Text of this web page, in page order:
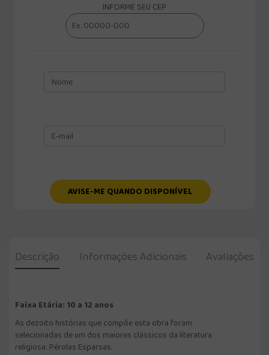
INFORME SEU CEP
AVISE-ME QUANDO DISPONÍVEL
Descrição Informações Adicionais Avaliações
Faixa Etária: 10 a 12 anos
As dezoito histórias que compõe esta obra foram
selecionadas de um dos maiores clássicos da literatura
religiosa: Pérolas Esparsas.